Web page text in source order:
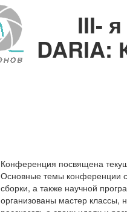
III-
DARIA:
Конференция посвящена
Основные темы конференции
сборки, а также научной
организованы мастер классы,